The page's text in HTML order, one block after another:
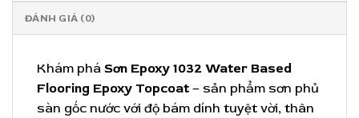
ĐÁNH GIÁ (0)
Khám phá Sơn Epoxy 1032 Water Based
Flooring Epoxy Topcoat – sản phẩm sơn phủ
sàn gốc nước với độ bám dính tuyệt vời, thân